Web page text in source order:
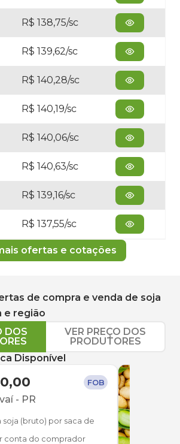
R$ 138,75/sc
R$ 139,62/sc
R$ 140,28/sc
R$ 140,19/sc
R$ 140,06/sc
R$ 140,63/sc
R$ 139,16/sc
R$ 137,55/sc
ofertas e cotações
de compra e venda de soja
e região
DOS
VER PREÇO DOS
PRODUTORES
Disponível
FOB
- PR
soja (bruto) por saca de
conta do comprador